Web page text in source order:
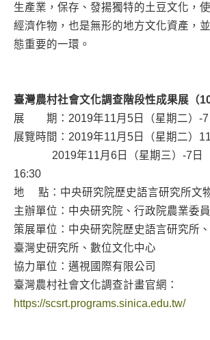
生產業，保存、發揚獨特的土豆文化，
經濟作物，也是無形的地方文化資產，
態重要的一環。
臺灣農村社會文化調查階段性成果展（
展 期：2019年11月5日（星期二）-7
展覽時間：2019年11月5日（星期二）
2019年11月6日（星期三）-7日（
16:30
地 點：中央研究院歷史語言研究所文
主辦單位：中央研究院、行政院農業委
策展單位：中央研究院歷史語言研究所
臺灣史研究所、數位文化中心
協力單位：邁視國際有限公司
臺灣農村社會文化調查計畫官網：
https://scsrt.programs.sinica.edu.tw/